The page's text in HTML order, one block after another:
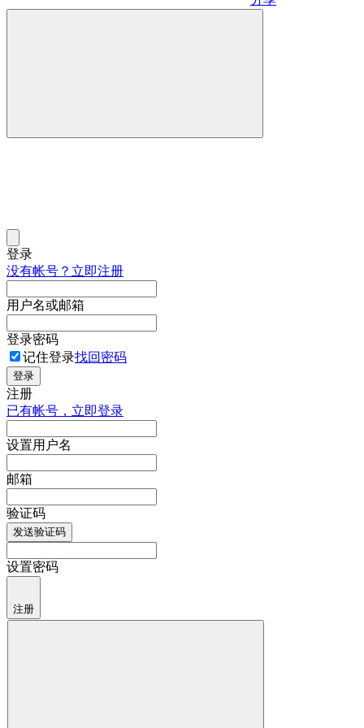
登录
没有帐号？立即注册
用户名或邮箱
登录密码
记住登录找回密码
登录
注册
已有帐号，立即登录
设置用户名
邮箱
验证码
发送验证码
设置密码
注册